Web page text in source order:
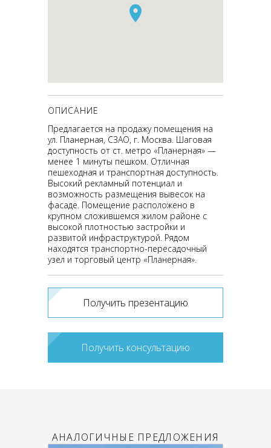
ОПИСАНИЕ
Предлагается на продажу помещения на
ул. Планерная, СЗАО, г. Москва. Шаговая
доступность от ст. метро «Планерная» —
менее 1 минуты пешком. Отличная
пешеходная и транспортная доступность.
Высокий рекламный потенциал и
возможность размещения вывесок на
фасаде. Помещение расположено в
крупном сложившемся жилом районе с
высокой плотностью застройки и
развитой инфраструктурой. Рядом
находятся транспортно-пересадочный
узел и торговый центр «Планерная».
Получить презентацию
Получить консультацию
АНАЛОГИЧНЫЕ ПРЕДЛОЖЕНИЯ